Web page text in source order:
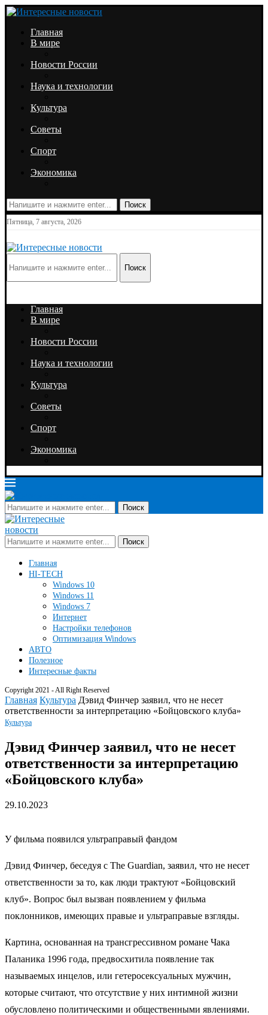
Главная
В мире
Новости России
Наука и технологии
Культура
Советы
Спорт
Экономика
Поиск
Пятница, 7 августа, 2026
Поиск
Главная
В мире
Новости России
Наука и технологии
Культура
Советы
Спорт
Экономика
Поиск
Поиск
Главная
HI-TECH
Windows 10
Windows 11
Windows 7
Интернет
Настройки телефонов
Оптимизация Windows
АВТО
Полезное
Интересные факты
Copyright 2021 - All Right Reserved
Главная Культура Дэвид Финчер заявил, что не несет
ответственности за интерпретацию «Бойцовского клуба»
Культура
Дэвид Финчер заявил, что не несет
ответственности за интерпретацию
«Бойцовского клуба»
29.10.2023
У фильма появился ультраправый фандом
Дэвид Финчер, беседуя с The Guardian, заявил, что не несет
ответственности за то, как люди трактуют «Бойцовский
клуб». Вопрос был вызван появлением у фильма
поклонников, имеющих правые и ультраправые взгляды.
Картина, основанная на трансгрессивном романе Чака
Паланика 1996 года, предвосхитила появление так
называемых инцелов, или гетеросексуальных мужчин,
которые считают, что отсутствие у них интимной жизни
обусловлено политическими и общественными явлениями.